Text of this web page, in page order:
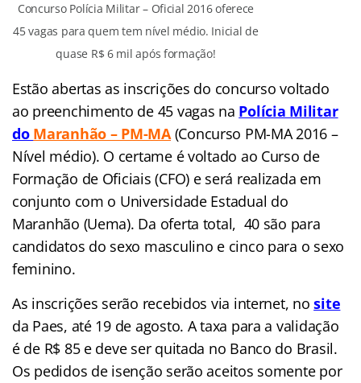
Concurso Polícia Militar – Oficial 2016 oferece
45 vagas para quem tem nível médio. Inicial de
quase R$ 6 mil após formação!
Estão abertas as inscrições do concurso voltado
ao preenchimento de 45 vagas na Polícia Militar
do Maranhão – PM-MA (Concurso PM-MA 2016 –
Nível médio). O certame é voltado ao Curso de
Formação de Oficiais (CFO) e será realizada em
conjunto com o Universidade Estadual do
Maranhão (Uema). Da oferta total, 40 são para
candidatos do sexo masculino e cinco para o sexo
feminino.
As inscrições serão recebidos via internet, nosite
da Paes, até 19 de agosto. A taxa para a validação
é de R$ 85 e deve ser quitada no Banco do Brasil.
Os pedidos de isenção serão aceitos somente por